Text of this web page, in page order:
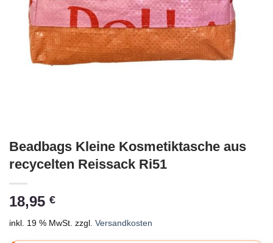
Beadbags Kleine Kosmetiktasche aus
recycelten Reissack Ri51
18,95 €
inkl. 19 % MwSt. zzgl. Versandkosten